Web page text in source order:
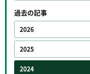
過去の記事
2026
2025
2024